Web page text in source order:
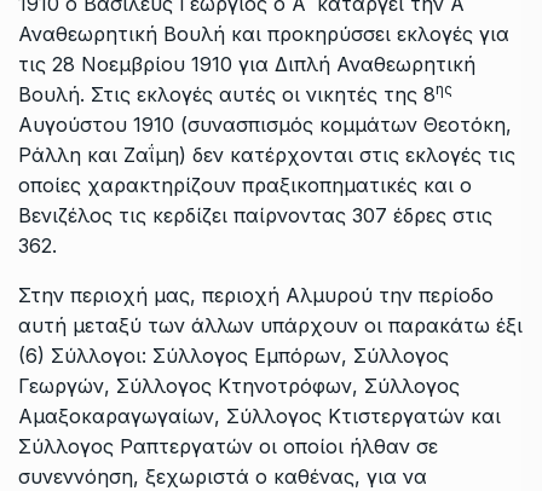
Αναθεωρητική Βουλή και προκηρύσσει εκλογές για
τις 28 Νοεμβρίου 1910 για Διπλή Αναθεωρητική
Βουλή. Στις εκλογές αυτές οι νικητές της 8ης
Αυγούστου 1910 (συνασπισμός κομμάτων Θεοτόκη,
Ράλλη και Ζαΐμη) δεν κατέρχονται στις εκλογές τις
οποίες χαρακτηρίζουν πραξικοπηματικές και ο
Βενιζέλος τις κερδίζει παίρνοντας 307 έδρες στις
362.
Στην περιοχή μας, περιοχή Αλμυρού την περίοδο
αυτή μεταξύ των άλλων υπάρχουν οι παρακάτω έξι
(6) Σύλλογοι: Σύλλογος Εμπόρων, Σύλλογος
Γεωργών, Σύλλογος Κτηνοτρόφων, Σύλλογος
Αμαξοκαραγωγαίων, Σύλλογος Κτιστεργατών και
Σύλλογος Ραπτεργατών οι οποίοι ήλθαν σε
συνεννόηση, ξεχωριστά ο καθένας, για να